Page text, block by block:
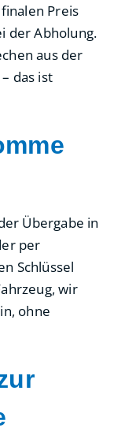
Preis
der Abholung.
aus der
das ist
Übergabe in
per
Schlüssel
wir
ohne